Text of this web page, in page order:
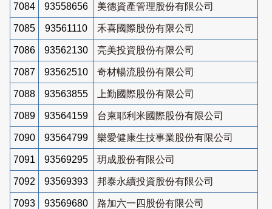
7084 93558656 美德資產管理股份有限公司
7085 93561110 禾喜國際股份有限公司
7086 93562130 亮美投資股份有限公司
7087 93562510 奇材暢流股份有限公司
7088 93563855 上勤國際股份有限公司
7089 93564159 台柬耶利米國際股份有限公司
7090 93564799 樂愛健康生技事業股份有限公司
7091 93569295 玥成股份有限公司
7092 93569393 邦泰永續投資股份有限公司
7093 93569680 路加六一四股份有限公司